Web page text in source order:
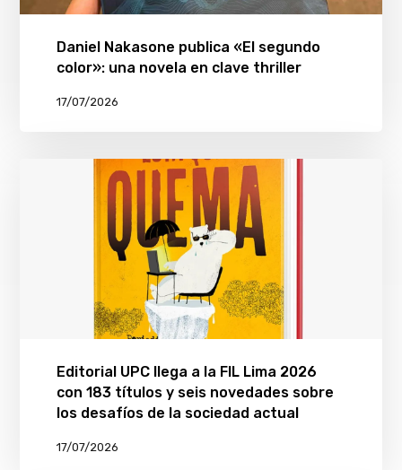
Daniel Nakasone publica «El segundo
color»: una novela en clave thriller
17/07/2026
Editorial UPC llega a la FIL Lima 2026
con 183 títulos y seis novedades sobre
los desafíos de la sociedad actual
17/07/2026